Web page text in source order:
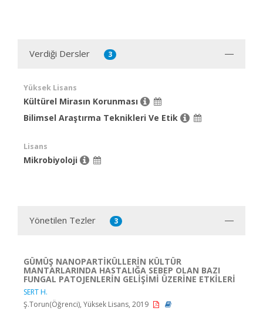
Verdiği Dersler 3
Yüksek Lisans
Kültürel Mirasın Korunması
Bilimsel Araştırma Teknikleri Ve Etik
Lisans
Mikrobiyoloji
Yönetilen Tezler 3
GÜMÜŞ NANOPARTİKÜLLERİN KÜLTÜR
MANTARLARINDA HASTALIĞA SEBEP OLAN BAZI
FUNGAL PATOJENLERİN GELİŞİMİ ÜZERİNE ETKİLERİ
SERT H.
Ş.Torun(Öğrenci), Yüksek Lisans, 2019